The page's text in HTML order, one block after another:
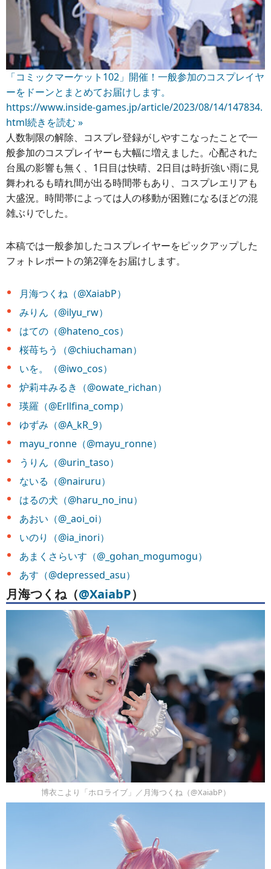
「コミックマーケット102」開催！一般参加のコスプレイヤ
ーをドーンとまとめてお届けします。
https://www.inside-games.jp/article/2023/08/14/147834.
html続きを読む »
人数制限の解除、コスプレ登録がしやすこなったことで一
般参加のコスプレイヤーも大幅に増えました。心配された
台風の影響も無く、1日目は快晴、2日目は時折強い雨に見
舞われるも晴れ間が出る時間帯もあり、コスプレエリアも
大盛況。時間帯によっては人の移動が困難になるほどの混
雑ぶりでした。
本稿では一般参加したコスプレイヤーをピックアップした
フォトレポートの第2弾をお届けします。
月海つくね（@XaiabP）
みりん（@ilyu_rw）
はての（@hateno_cos）
桜苺ちう（@chiuchaman）
いを。（@iwo_cos）
炉莉ヰみるき（@owate_richan）
瑛羅（@Erllfina_comp）
ゆずみ（@A_kR_9）
mayu_ronne（@mayu_ronne）
うりん（@urin_taso）
ないる（@nairuru）
はるの犬（@haru_no_inu）
あおい（@_aoi_oi）
いのり（@ia_inori）
あまくさらいす（@_gohan_mogumogu）
あす（@depressed_asu）
月海つくね（@XaiabP）
博衣こより「ホロライブ」／月海つくね（@XaiabP）